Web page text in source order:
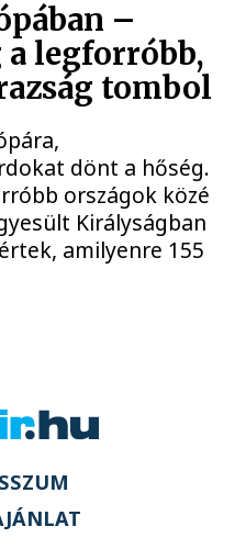
–
legforróbb,
tombol
dönt a hőség.
országok közé
Királyságban
amilyenre 155